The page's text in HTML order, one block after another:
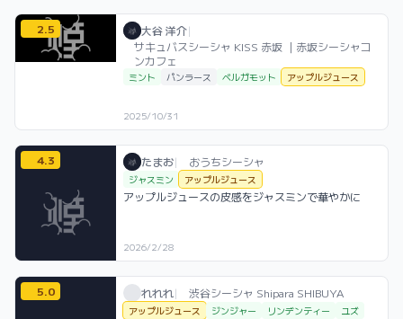
2.5 大谷 洋介 / お店シーシャ / 2025年10月
大谷 洋介|
サキュバスシーシャ KISS 赤坂 ｜赤坂シーシャコ
ンカフェ
利用フレーバー
ミント パンラース ベルガモット アップルジュース
評価
2025/10/31
4.3 たまお / おうちシーシャ / 2026年2月28
たまお| おうちシーシャ
利用フレーバー
ジャスミン アップルジュース
コメント
アップルジュースの皮感をジャスミンで華やかに
評価
2026/2/28
5.0 れれれ / お店シーシャ / 2026年1月25日
れれれ| 渋谷シーシャ Shipara SHIBUYA
利用フレーバー
アップルジュース ジンジャー リンデンティー ユズ
コメント
評価